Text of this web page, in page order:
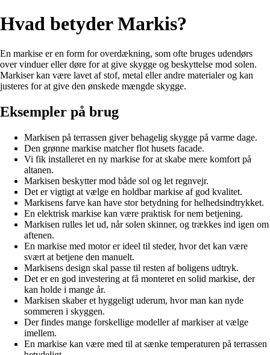
Hvad betyder Markis?
En markise er en form for overdækning, som ofte bruges udendørs
over vinduer eller døre for at give skygge og beskyttelse mod solen.
Markiser kan være lavet af stof, metal eller andre materialer og kan
justeres for at give den ønskede mængde skygge.
Eksempler på brug
Markisen på terrassen giver behagelig skygge på varme dage.
Den grønne markise matcher flot husets facade.
Vi fik installeret en ny markise for at skabe mere komfort på
altanen.
Markisen beskytter mod både sol og let regnvejr.
Det er vigtigt at vælge en holdbar markise af god kvalitet.
Markisens farve kan have stor betydning for helhedsindtrykket.
En elektrisk markise kan være praktisk for nem betjening.
Markisen rulles let ud, når solen skinner, og trækkes ind igen om
aftenen.
En markise med motor er ideel til steder, hvor det kan være
svært at betjene den manuelt.
Markisens design skal passe til resten af boligens udtryk.
Det er en god investering at få monteret en solid markise, der
kan holde i mange år.
Markisen skaber et hyggeligt uderum, hvor man kan nyde
sommeren i skyggen.
Der findes mange forskellige modeller af markiser at vælge
imellem.
En markise kan være med til at sænke temperaturen på terrassen